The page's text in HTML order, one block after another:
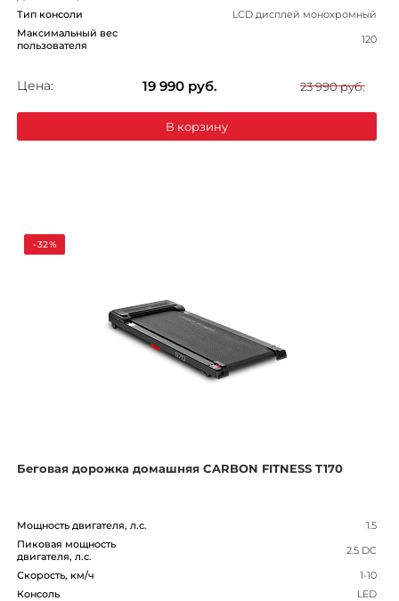
Тип консоли
LCD дисплей монохромный
Максимальный вес
пользователя
120
Цена: 19 990 руб. 23 990 руб.
В корзину
-32%
Беговая дорожка домашняя CARBON FITNESS T170
Мощность двигателя, л.с.
1.5
Пиковая мощность
двигателя, л.с.
2.5 DC
Скорость, км/ч
1-10
Консоль
LED